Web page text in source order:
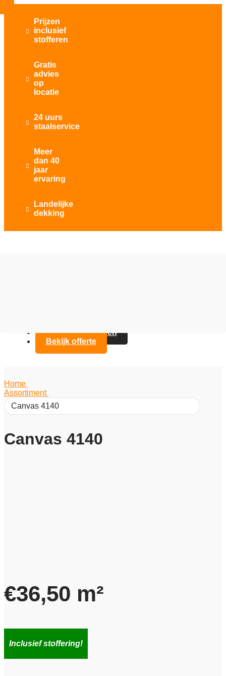

Prijzen
inclusief
stofferen

Gratis
advies
op
locatie

24 uurs
staalservice

Meer
dan 40
jaar
ervaring

Landelijke
dekking
Contact opnemen
Bekijk offerte
Home
Assortiment
Canvas 4140
Canvas 4140
€36,50 m²
Inclusief stoffering!